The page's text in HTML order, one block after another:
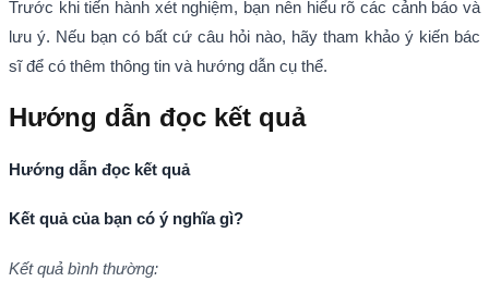
Trước khi tiến hành xét nghiệm, bạn nên hiểu rõ các cảnh báo và
lưu ý. Nếu bạn có bất cứ câu hỏi nào, hãy tham khảo ý kiến bác
sĩ để có thêm thông tin và hướng dẫn cụ thể.
Hướng dẫn đọc kết quả
Hướng dẫn đọc kết quả
Kết quảcủa bạn có ý nghĩa gì?
Kết quả bình thường: